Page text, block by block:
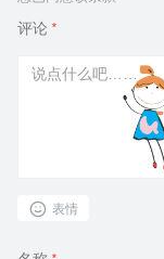
评论 *
表情